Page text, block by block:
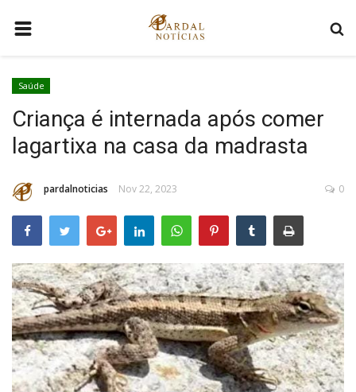
DISTRITO FEDERAL
BRASIL
MUNDO
VÍDEOS VIRAIS
COMO ANUNCIAR
QUEM SOMOS
CONTATO
Saúde
Criança é internada após comer
lagartixa na casa da madrasta
pardalnoticias Nov 22, 2023 0